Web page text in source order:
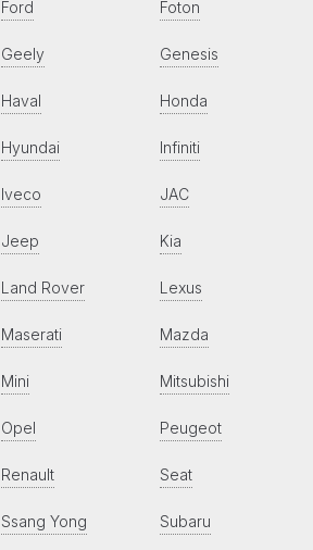
Ford Foton
Geely Genesis
Haval Honda
Hyundai Infiniti
Iveco JAC
Jeep Kia
Land Rover Lexus
Maserati Mazda
Mini Mitsubishi
Opel Peugeot
Renault Seat
Ssang Yong Subaru